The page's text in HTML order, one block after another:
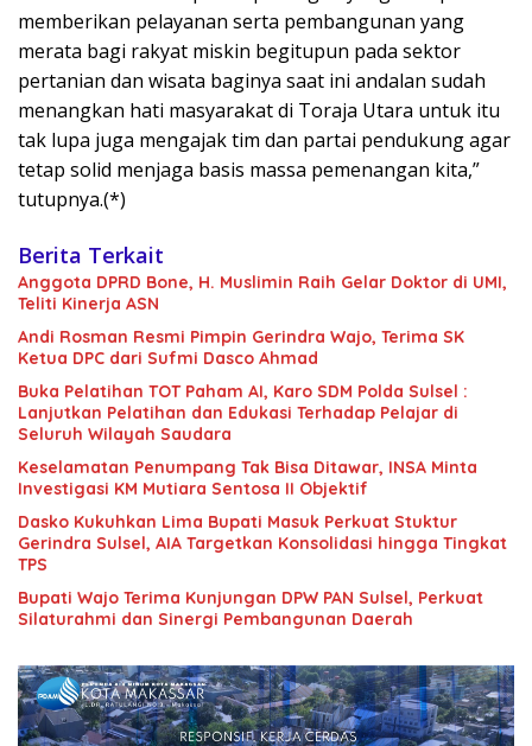
memberikan pelayanan serta pembangunan yang
merata bagi rakyat miskin begitupun pada sektor
pertanian dan wisata baginya saat ini andalan sudah
menangkan hati masyarakat di Toraja Utara untuk itu
tak lupa juga mengajak tim dan partai pendukung agar
tetap solid menjaga basis massa pemenangan kita,”
tutupnya.(*)
Berita Terkait
Anggota DPRD Bone, H. Muslimin Raih Gelar Doktor di UMI,
Teliti Kinerja ASN
Andi Rosman Resmi Pimpin Gerindra Wajo, Terima SK
Ketua DPC dari Sufmi Dasco Ahmad
Buka Pelatihan TOT Paham AI, Karo SDM Polda Sulsel :
Lanjutkan Pelatihan dan Edukasi Terhadap Pelajar di
Seluruh Wilayah Saudara
Keselamatan Penumpang Tak Bisa Ditawar, INSA Minta
Investigasi KM Mutiara Sentosa II Objektif
Dasko Kukuhkan Lima Bupati Masuk Perkuat Stuktur
Gerindra Sulsel, AIA Targetkan Konsolidasi hingga Tingkat
TPS
Bupati Wajo Terima Kunjungan DPW PAN Sulsel, Perkuat
Silaturahmi dan Sinergi Pembangunan Daerah